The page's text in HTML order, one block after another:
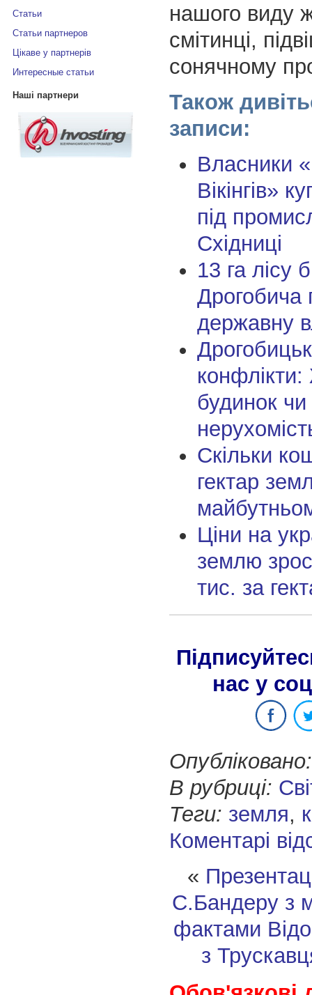
Статьи
Статьи партнеров
Цікаве у партнерів
Интересные статьи
Наші партнери
нашого виду
смітинці,
сонячному
Також
записи:
Власники
Вікінгів»
під
Східниці
13 га лісу
Дрогобича
державну
будинок
Скільки
гектар
Ціни на
землю
тис. за
нас у
Опубліковано:
В рубриці:
Теги: земля,
Коментарі
«
С.Бандеру з
фактами
з